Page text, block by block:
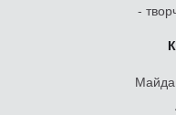
-